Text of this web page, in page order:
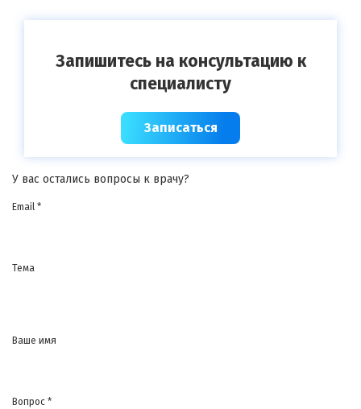
Запишитесь на консультацию к
специалисту
Записаться
У вас остались вопросы к врачу?
Email *
Тема
Ваше имя
Вопрос *